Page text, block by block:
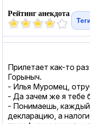
Рейтинг анекдота
Прилетает как-то
Горыныч.
- Илья Муромец,
- Да зачем же я тебе
- Понимаешь,
декларацию, а